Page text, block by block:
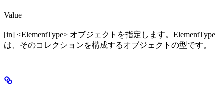
Value
[in] <ElementType> オブジェクトを指定します。ElementType
は、そのコレクションを構成するオブジェクトの型です。